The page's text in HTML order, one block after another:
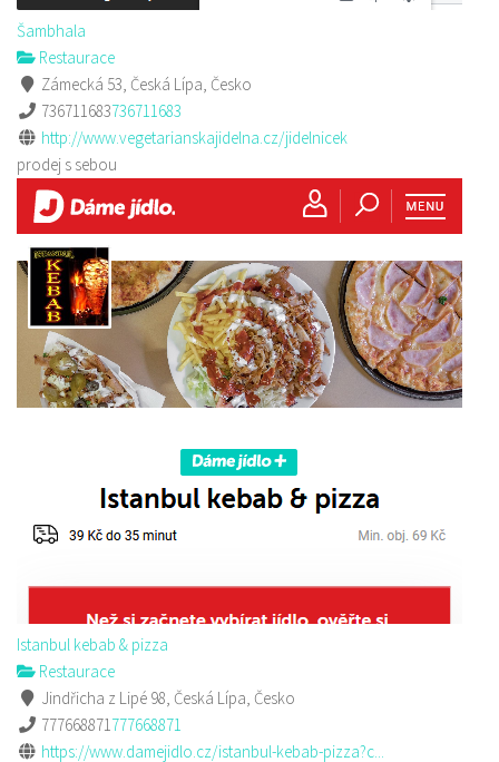
Šambhala
Restaurace
Zámecká 53, Česká Lípa, Česko
736711683736711683
http://www.vegetarianskajidelna.cz/jidelnicek
prodej s sebou
Istanbul kebab & pizza
Restaurace
Jindřicha z Lipé 98, Česká Lípa, Česko
777668871777668871
https://www.damejidlo.cz/istanbul-kebab-pizza?c...